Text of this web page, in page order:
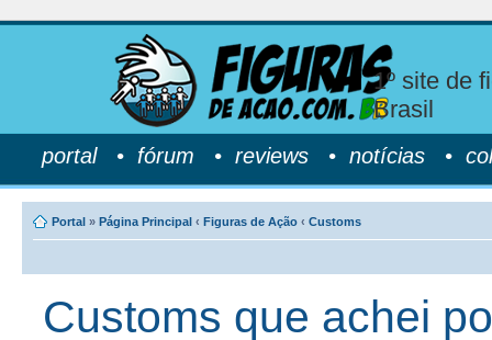
1º site de
Brasil
portal• fórum • reviews • notícias •
Portal » Página Principal ‹ Figuras de Ação ‹ Customs
Customs que achei